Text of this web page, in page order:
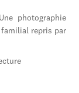
photographie
repris par